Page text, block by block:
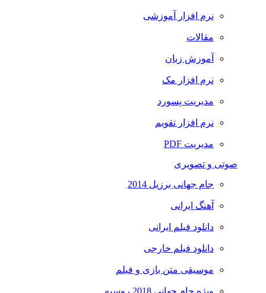
نرم افزار آموزشی
مقالات
آموزش زبان
نرم افزار مک
مدیریت پسورد
نرم افزار تقویم
مدیریت PDF
صوتی و تصویری
جام جهانی برزیل 2014
آهنگ ایرانی
دانلود فیلم ایرانی
دانلود فیلم خارجی
موسیقی متن بازی و فیلم
ویژه جام جهانی 2018 روسیه